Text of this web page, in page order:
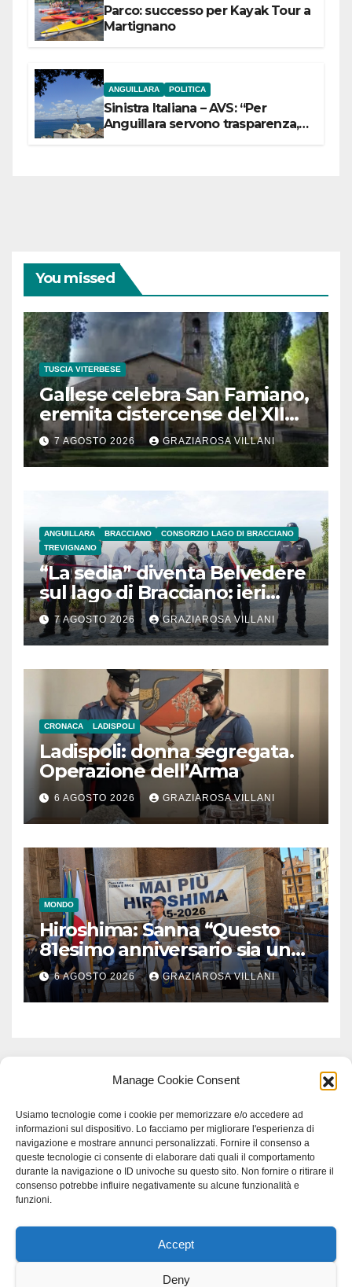
Manage Cookie Consent
Usiamo tecnologie come i cookie per memorizzare e/o accedere ad
informazioni sul dispositivo. Lo facciamo per migliorare l'esperienza di
navigazione e mostrare annunci personalizzati. Fornire il consenso a
queste tecnologie ci consente di elaborare dati quali il comportamento
durante la navigazione o ID univoche su questo sito. Non fornire o ritirare il
consenso potrebbe influire negativamente su alcune funzionalità e
funzioni.
Accept
Deny
Parco: successo per Kayak Tour a
Martignano
ANGUILLARA POLITICA
Sinistra Italiana – AVS: “Per
Anguillara servono trasparenza,
You missed
TUSCIA VITERBESE
Gallese celebra San Famiano,
eremita cistercense del XII
secolo
7 AGOSTO 2026 GRAZIAROSA VILLANI
ANGUILLARA BRACCIANO
CONSORZIO LAGO DI BRACCIANO
TREVIGNANO
“La sedia” diventa Belvedere
sul lago di Bracciano: ieri
l’inaugurazione
7 AGOSTO 2026 GRAZIAROSA VILLANI
CRONACA LADISPOLI
Ladispoli: donna segregata.
Operazione dell’Arma
6 AGOSTO 2026 GRAZIAROSA VILLANI
MONDO
Hiroshima: Sanna “Questo
81esimo anniversario sia un
monito per tutti”
6 AGOSTO 2026 GRAZIAROSA VILLANI
Proudly powered by WordPress|Tema: Newspaperex di